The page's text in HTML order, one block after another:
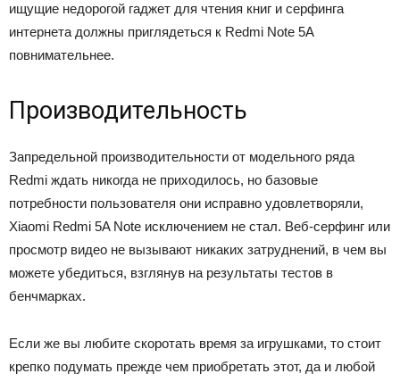
ищущие недорогой гаджет для чтения книг и серфинга
интернета должны приглядеться к Redmi Note 5A
повнимательнее.
Производительность
Запредельной производительности от модельного ряда
Redmi ждать никогда не приходилось, но базовые
потребности пользователя они исправно удовлетворяли,
Xiaomi Redmi 5A Note исключением не стал. Веб-серфинг или
просмотр видео не вызывают никаких затруднений, в чем вы
можете убедиться, взглянув на результаты тестов в
бенчмарках.
Если же вы любите скоротать время за игрушками, то стоит
крепко подумать прежде чем приобретать этот, да и любой